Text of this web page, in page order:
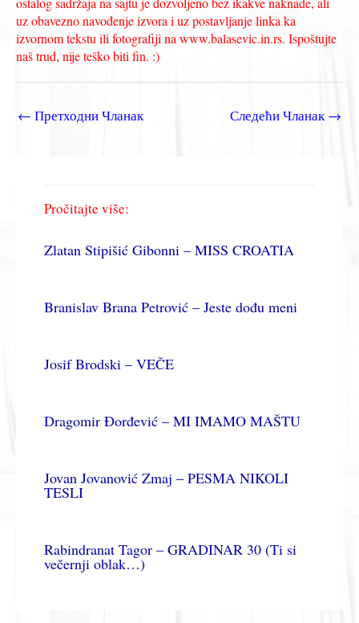
uz obavezno navođenje izvora i uz postavljanje linka ka
izvornom tekstu ili fotografiji na www.balasevic.in.rs. Ispoštujte
naš trud, nije teško biti fin. :)
← Претходни Чланак Следећи Чланак →
Pročitajte više:
Zlatan Stipišić Gibonni – MISS CROATIA
Branislav Brana Petrović – Jeste dođu meni
Josif Brodski – VEČE
Dragomir Đorđević – MI IMAMO MAŠTU
Jovan Jovanović Zmaj – PESMA NIKOLI
TESLI
Rabindranat Tagor – GRADINAR 30 (Ti si
večernji oblak…)